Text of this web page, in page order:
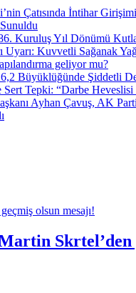
Çatısında İntihar
Kuruluş Yıl Dönümü
Uyarı: Kuvvetli Sağanak
geliyor mu?
Büyüklüğünde Şiddetli
Sert Tepki: “Darbe Heveslisi
Ayhan Çavuş, AK
Skrtel’den